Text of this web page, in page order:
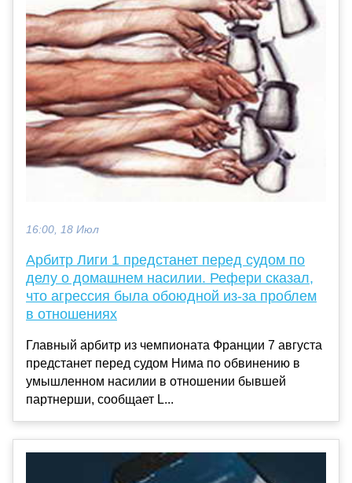
16:00, 18 Июл
Арбитр Лиги 1 предстанет перед судом по
делу о домашнем насилии. Рефери сказал,
что агрессия была обоюдной из-за проблем
в отношениях
Главный арбитр из чемпионата Франции 7 августа
предстанет перед судом Нима по обвинению в
умышленном насилии в отношении бывшей
партнерши, сообщает L...